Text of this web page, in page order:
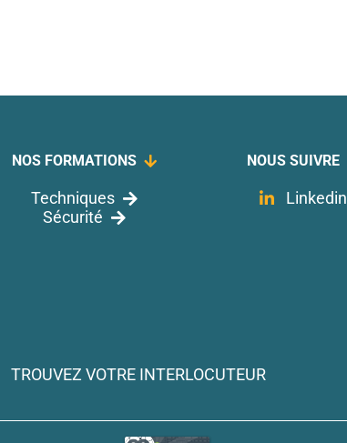
NOS FORMATIONS
Techniques
Sécurité
NOUS SUIVRE
Linkedin
TROUVEZ VOTRE INTERLOCUTEUR